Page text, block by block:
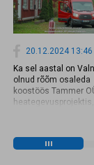
20.12.2024 13:46
Ka sel aastal on
olnud rõõm osaleda
koostöös Tammer
tuletõkkeuksed.
varustas uued